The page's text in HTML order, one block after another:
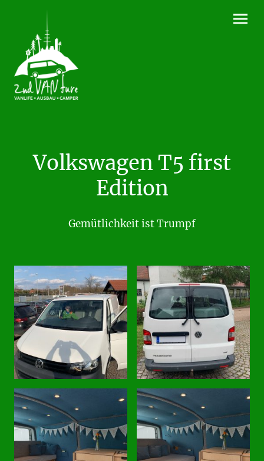
Volkswagen T5 first
Edition
Gemütlichkeit ist Trumpf